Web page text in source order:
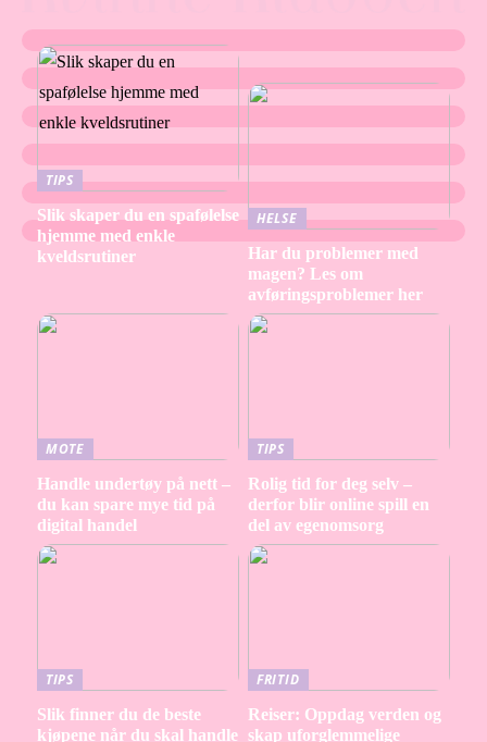
TIPS
Slik skaper du en spafølelse
hjemme med enkle
kveldsrutiner
HELSE
Har du problemer med
magen? Les om
avføringsproblemer her
MOTE
Handle undertøy på nett –
du kan spare mye tid på
digital handel
TIPS
Rolig tid for deg selv –
derfor blir online spill en
del av egenomsorg
TIPS
Slik finner du de beste
kjøpene når du skal handle
FRITID
Reiser: Oppdag verden og
skap uforglemmelige